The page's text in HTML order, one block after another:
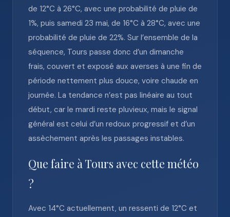
de 12°C à 26°C, avec une probabilité de pluie de
1%, puis samedi 23 mai, de 16°C à 28°C, avec une
probabilité de pluie de 22%. Sur l’ensemble de la
séquence, Tours passe donc d’un dimanche
frais, couvert et exposé aux averses à une fin de
période nettement plus douce, voire chaude en
journée. La tendance n’est pas linéaire au tout
début, car le mardi reste pluvieux, mais le signal
général est celui d’un redoux progressif et d’un
assèchement après les passages instables.
Que faire à Tours avec cette météo
?
Avec 14°C actuellement, un ressenti de 12°C et